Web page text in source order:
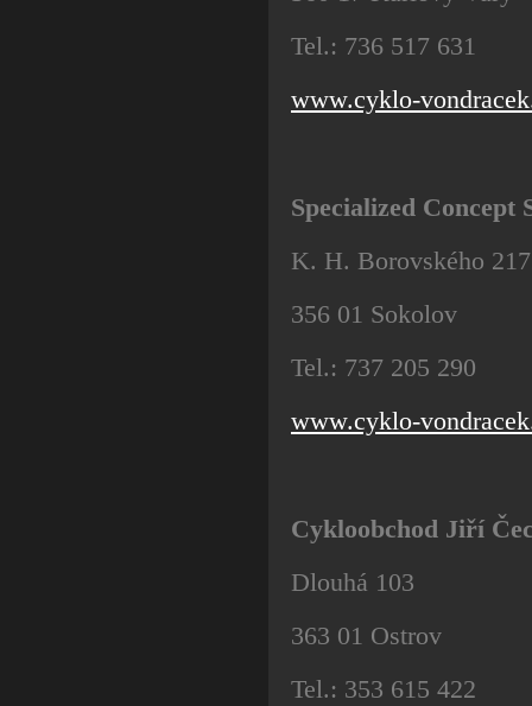
Tel.: 736 517 631
www.cyklo-
Specialized Concept
K. H. Borovského
356 01 Sokolov
Tel.: 737 205 290
www.cyklo-
Cykloobchod Jiří
Dlouhá 103
363 01 Ostrov
Tel.: 353 615 422